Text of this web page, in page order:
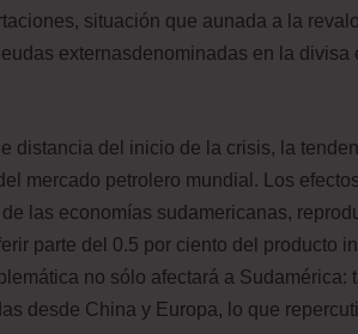
situación que aunada a la
externasdenominadas en la
distancia del inicio de la crisis, la
mercado petrolero mundial. Los
las economías sudamericanas,
parte del 0.5 por ciento del producto
no sólo afectará a
desde China y Europa, lo que